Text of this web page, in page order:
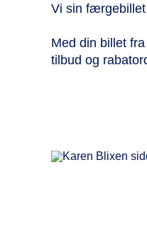
Vi sin færgebillet
Med din billet
tilbud og